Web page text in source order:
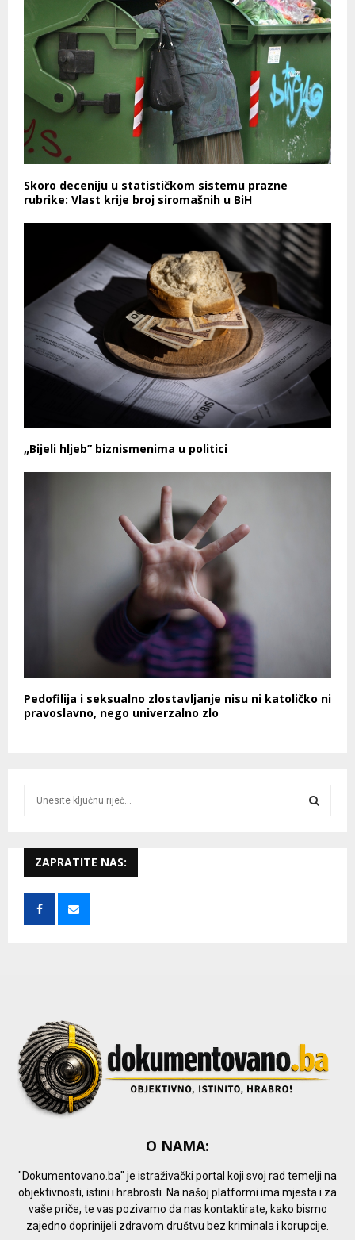
Skoro deceniju u statističkom sistemu prazne
rubrike: Vlast krije broj siromašnih u BiH
„Bijeli hljeb” biznismenima u politici
Pedofilija i seksualno zlostavljanje nisu ni katoličko ni
pravoslavno, nego univerzalno zlo
h
f
r
ZAPRATITE NAS:
O NAMA:
"Dokumentovano.ba" je istraživački portal koji svoj rad temelji na
objektivnosti, istini i hrabrosti. Na našoj platformi ima mjesta i za
vaše priče, te vas pozivamo da nas kontaktirate, kako bismo
zajedno doprinijeli zdravom društvu bez kriminala i korupcije.